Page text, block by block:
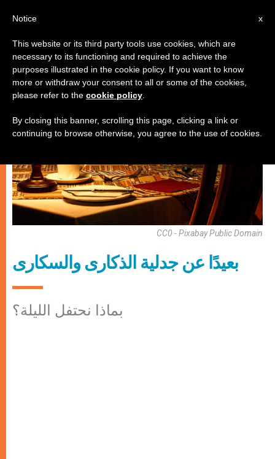
فنّ وثقافة
CC0 - Pixabay Public Domain
بعيدًا عن جدلية الذكارى والسكارى
بماذا نحتفل الليلة؟
x
Notice
This website or its third party tools use cookies, which are
necessary to its functioning and required to achieve the
purposes illustrated in the cookie policy. If you want to know
more or withdraw your consent to all or some of the cookies,
please refer to the cookie policy
By closing this banner, scrolling this page, clicking a link or
continuing to browse otherwise, you agree to the use of cookies.